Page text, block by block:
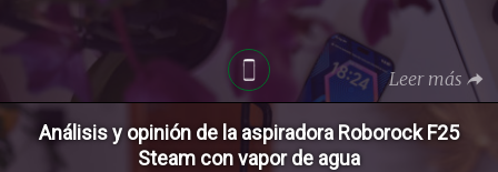
Leer más
Análisis y opinión de la aspiradora Roborock F25
Steam con vapor de agua